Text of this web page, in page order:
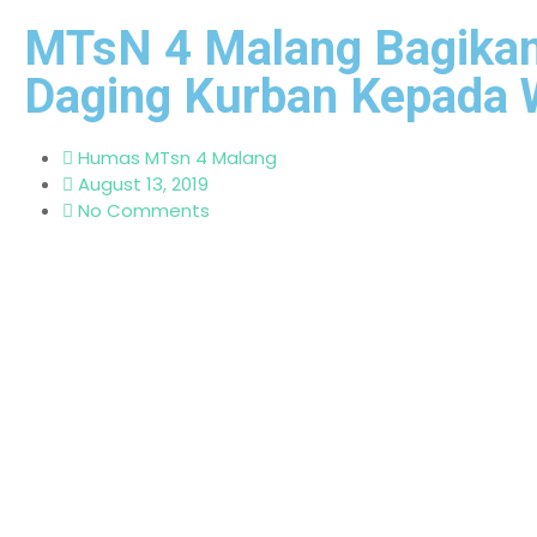
MTsN 4 Malang
Daging Kurban Kepada
Humas MTsn 4 Malang
August 13, 2019
No Comments